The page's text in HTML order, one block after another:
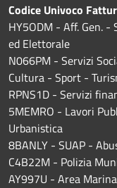
Codice Univoco
HY5ODM - Aff. Gen.
ed Elettorale
N066PM - Servizi
Cultura - Sport -
RPNS1D - Servizi
5MEMRO - Lavori
Urbanistica
8BANLY - SUAP -
C4B22M - Polizia
AY997U - Area